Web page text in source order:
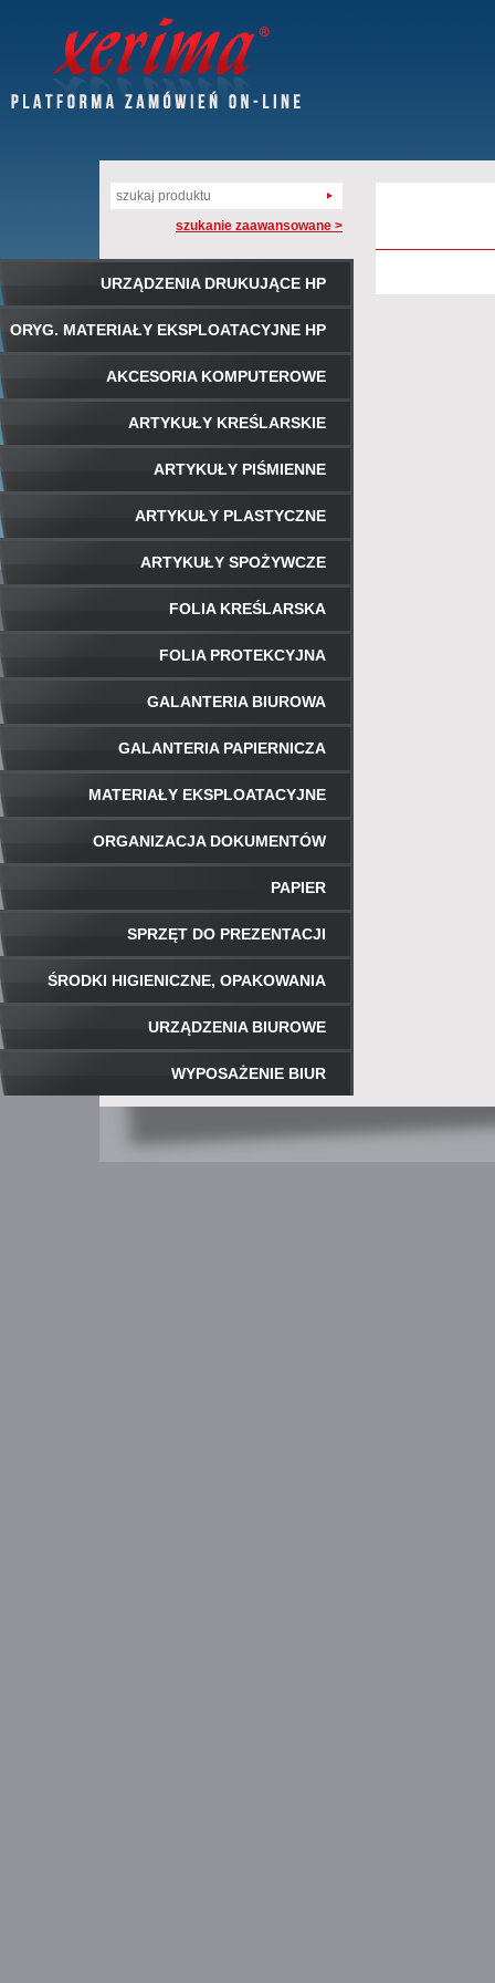
szukanie zaawansowane >
URZĄDZENIA DRUKUJĄCE HP
ORYG. MATERIAŁY EKSPLOATACYJNE HP
AKCESORIA KOMPUTEROWE
ARTYKUŁY KREŚLARSKIE
ARTYKUŁY PIŚMIENNE
ARTYKUŁY PLASTYCZNE
ARTYKUŁY SPOŻYWCZE
FOLIA KREŚLARSKA
FOLIA PROTEKCYJNA
GALANTERIA BIUROWA
GALANTERIA PAPIERNICZA
MATERIAŁY EKSPLOATACYJNE
ORGANIZACJA DOKUMENTÓW
PAPIER
SPRZĘT DO PREZENTACJI
ŚRODKI HIGIENICZNE, OPAKOWANIA
URZĄDZENIA BIUROWE
WYPOSAŻENIE BIUR